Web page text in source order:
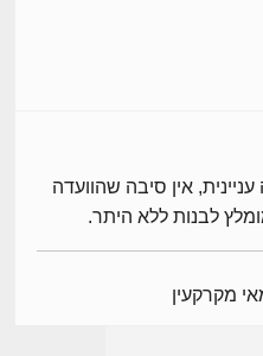
אין סיבה שהוועדה
לבנות ללא היתר.
מקרקעין